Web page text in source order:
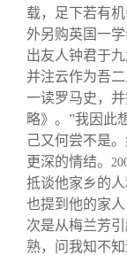
载，足下若有
外另购英国一
出友人钟君于
并注云作为吾
一读罗马史，
略》。”我因此
己又何尝不是
更深的情结。
抵谈他家乡的
也提到他的家
次是从梅兰芳
熟，问我知不